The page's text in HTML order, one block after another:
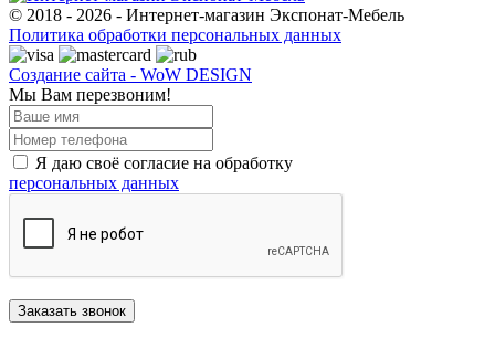
© 2018 - 2026 - Интернет-магазин Экспонат-Мебель
Политика обработки персональных данных
Создание сайта - WoW DESIGN
Мы Вам перезвоним!
Я даю своё согласие на обработку
персональных данных